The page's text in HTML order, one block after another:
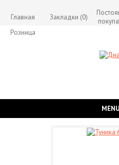
Главная Закладки (0)
Розница
MENU